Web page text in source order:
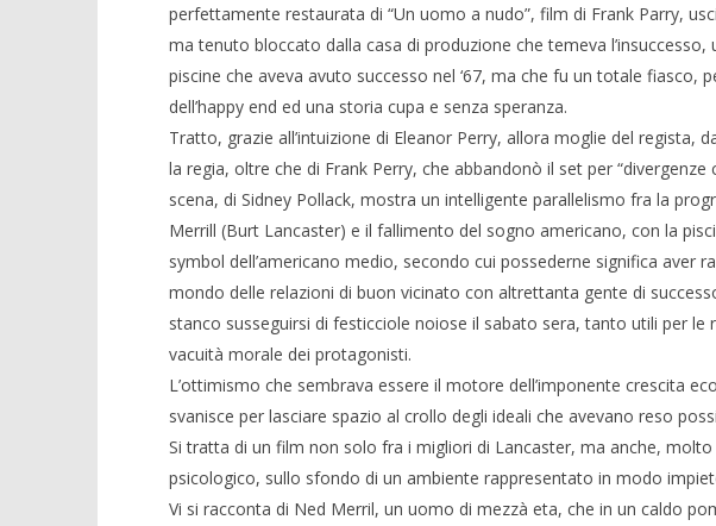
perfettamente restaurata di “Un uomo a nudo”, film di Frank Parry,
ma tenuto bloccato dalla casa di produzione che temeva l’insuccesso,
piscine che aveva avuto successo nel ‘67, ma che fu un totale fiasco,
dell’happy end ed una storia cupa e senza speranza.
Tratto, grazie all’intuizione di Eleanor Perry, allora moglie del regista,
la regia, oltre che di Frank Perry, che abbandonò il set per
scena, di Sidney Pollack, mostra un intelligente parallelismo fra la
Merrill (Burt Lancaster) e il fallimento del sogno americano, con la
symbol dell’americano medio, secondo cui possederne significa aver
mondo delle relazioni di buon vicinato con altrettanta gente di
stanco susseguirsi di festicciole noiose il sabato sera, tanto utili per le
vacuità morale dei protagonisti.
L’ottimismo che sembrava essere il motore dell’imponente crescita
svanisce per lasciare spazio al crollo degli ideali che avevano reso
Si tratta di un film non solo fra i migliori di Lancaster, ma anche,
psicologico, sullo sfondo di un ambiente rappresentato in modo
Vi si racconta di Ned Merril, un uomo di mezzà eta, che in un caldo